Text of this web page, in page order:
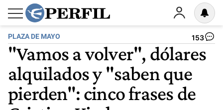
PLAZA DE MAYO 153
"Vamos a volver", dólares
alquilados y "saben que
pierden": cinco frases de